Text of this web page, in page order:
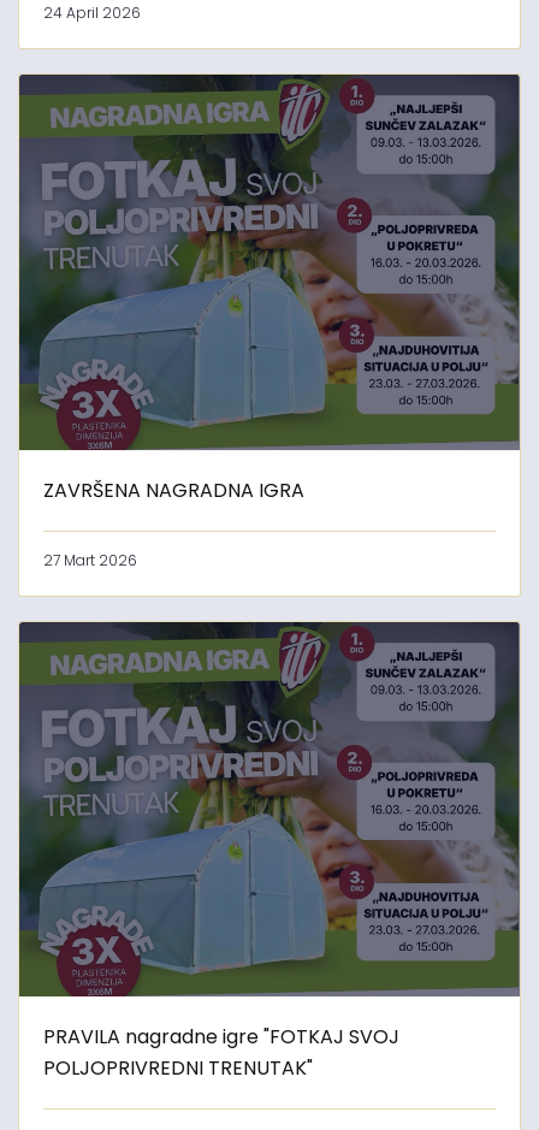
24 April 2026
ZAVRŠENA NAGRADNA IGRA
27 Mart 2026
PRAVILA nagradne igre "FOTKAJ SVOJ
POLJOPRIVREDNI TRENUTAK"